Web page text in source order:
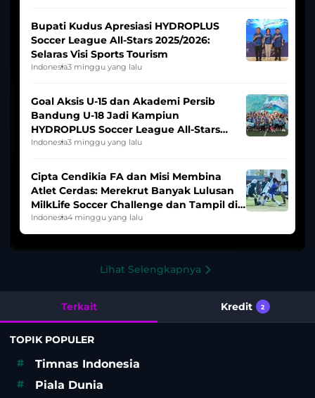
Bupati Kudus Apresiasi HYDROPLUS
Soccer League All-Stars 2025/2026:
Selaras Visi Sports Tourism
Indonesia3 minggu yang lalu
Goal Aksis U-15 dan Akademi Persib
Bandung U-18 Jadi Kampiun
HYDROPLUS Soccer League All-Stars
2025/2026
Indonesia3 minggu yang lalu
Cipta Cendikia FA dan Misi Membina
Atlet Cerdas: Merekrut Banyak Lulusan
MilkLife Soccer Challenge dan Tampil di
HYDROPLUS Soccer League
Indonesia4 minggu yang lalu
Lihat Selengkapnya
Terkait Kredit 2
TOPIK POPULER
#
Timnas Indonesia
# Piala Dunia